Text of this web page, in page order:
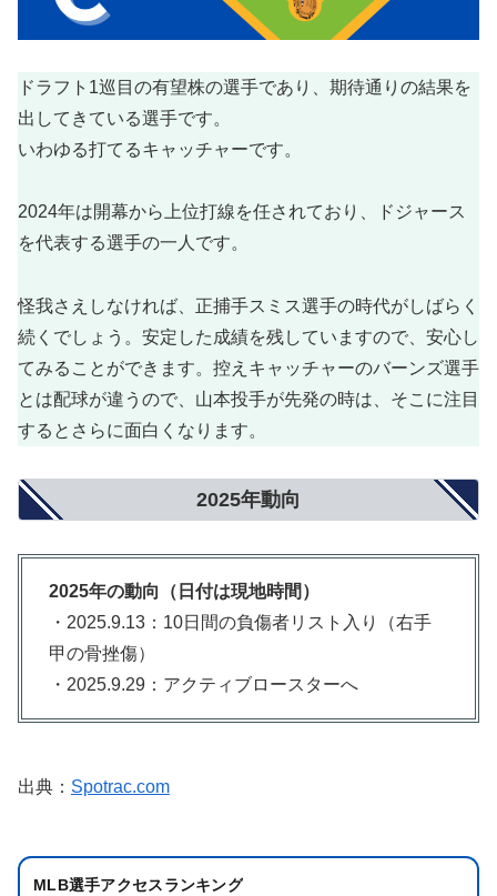
ドラフト1巡目の有望株の選手であり、期待通りの結果を
出してきている選手です。
いわゆる打てるキャッチャーです。
2024年は開幕から上位打線を任されており、ドジャース
を代表する選手の一人です。
怪我さえしなければ、正捕手スミス選手の時代がしばらく
続くでしょう。安定した成績を残していますので、安心し
てみることができます。控えキャッチャーのバーンズ選手
とは配球が違うので、山本投手が先発の時は、そこに注目
するとさらに面白くなります。
2025年動向
2025年の動向（日付は現地時間）
・2025.9.13：10日間の負傷者リスト入り（右手
甲の骨挫傷）
・2025.9.29：アクティブロースターへ
出典： Spotrac.com
MLB選手アクセスランキング